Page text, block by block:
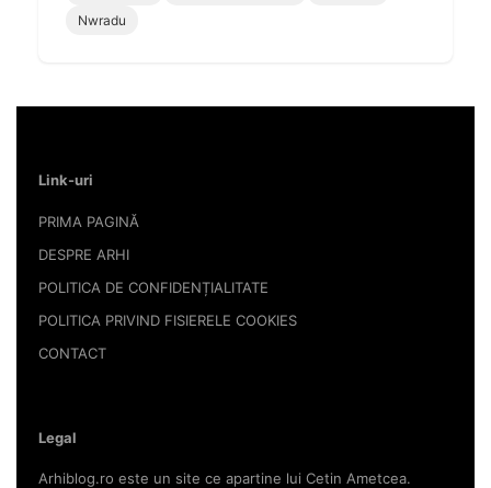
Nwradu
Link-uri
PRIMA PAGINĂ
DESPRE ARHI
POLITICA DE CONFIDENȚIALITATE
POLITICA PRIVIND FISIERELE COOKIES
CONTACT
Legal
Arhiblog.ro este un site ce apartine lui Cetin Ametcea.